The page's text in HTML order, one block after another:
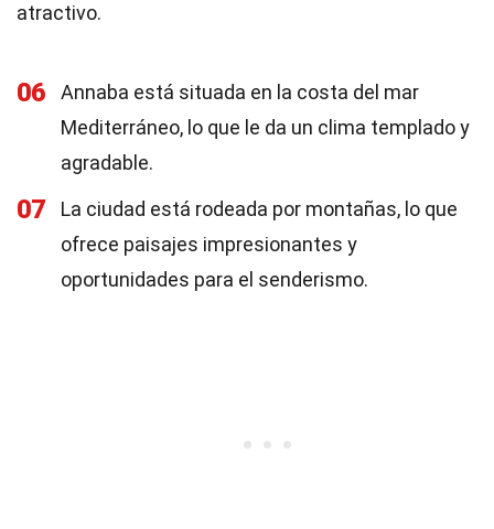
atractivo.
06
Annaba está situada en la costa del mar
Mediterráneo, lo que le da un clima templado y
agradable.
07
La ciudad está rodeada por montañas, lo que
ofrece paisajes impresionantes y
oportunidades para el senderismo.